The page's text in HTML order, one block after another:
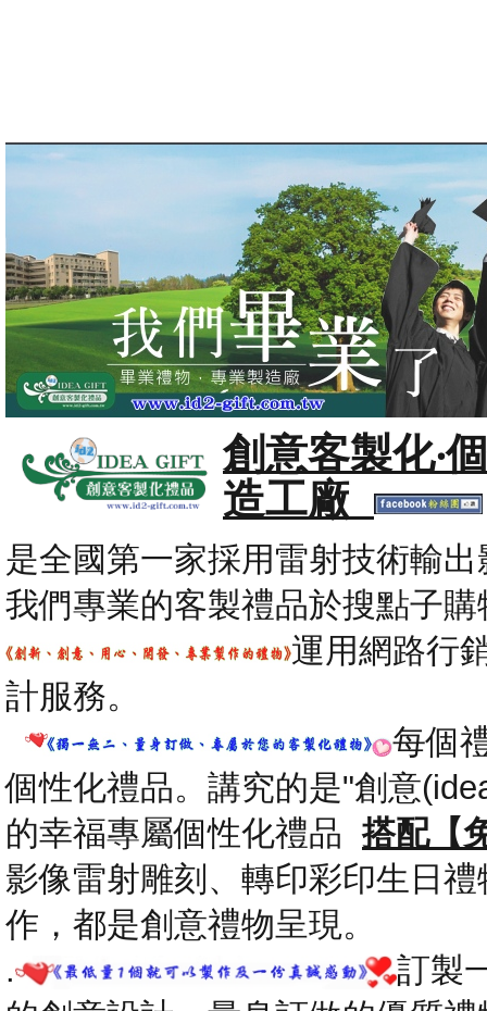
創意客製化‧
造工廠
是全國第一家採用雷射技術輸
我們專業的客製禮品於搜點子
運用網路行
計服務。
每個
個性化禮品。講究的是"創意
的幸福專屬個性化禮品搭配【
影像雷射雕刻、轉印彩印生日禮
作，都是創意禮物呈現。
.
訂製